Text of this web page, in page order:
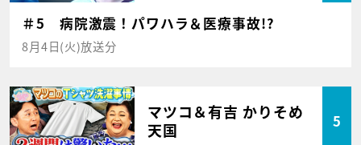
＃5 病院激震！パワハラ＆医療事故!?
8月4日(火)放送分
マツコ＆有吉 かりそめ
天国
5